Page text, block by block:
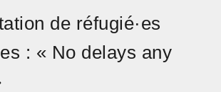
de réfugié·es
: « No delays any